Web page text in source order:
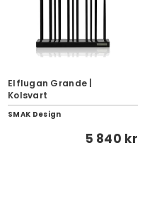
Elflugan Grande |
Kolsvart
SMAK Design
5 840 kr